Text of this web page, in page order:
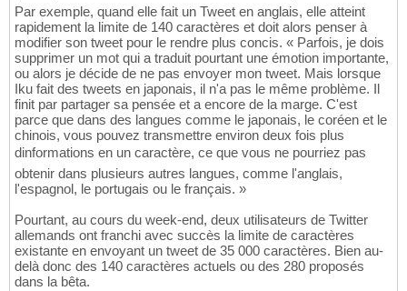
Par exemple, quand elle fait un Tweet en anglais, elle atteint
rapidement la limite de 140 caractères et doit alors penser à
modifier son tweet pour le rendre plus concis. « Parfois, je dois
supprimer un mot qui a traduit pourtant une émotion importante,
ou alors je décide de ne pas envoyer mon tweet. Mais lorsque
Iku fait des tweets en japonais, il n'a pas le même problème. Il
finit par partager sa pensée et a encore de la marge. C'est
parce que dans des langues comme le japonais, le coréen et le
chinois, vous pouvez transmettre environ deux fois plus
dinformations en un caractère, ce que vous ne pourriez pas
obtenir dans plusieurs autres langues, comme l'anglais,
l'espagnol, le portugais ou le français. »
Pourtant, au cours du week-end, deux utilisateurs de Twitter
allemands ont franchi avec succès la limite de caractères
existante en envoyant un tweet de 35 000 caractères. Bien au-
delà donc des 140 caractères actuels ou des 280 proposés
dans la bêta.